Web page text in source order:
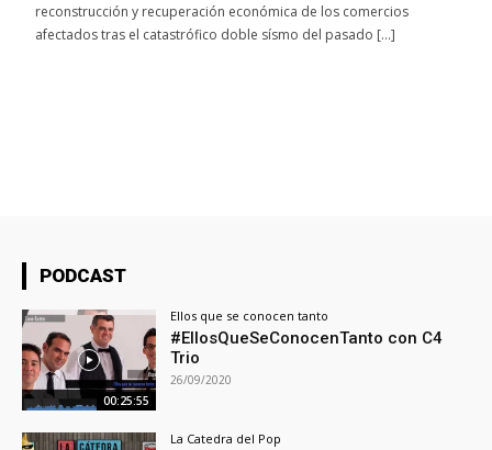
reconstrucción y recuperación económica de los comercios
afectados tras el catastrófico doble sísmo del pasado […]
PODCAST
00:25:55
Ellos que se conocen tanto
#EllosQueSeConocenTanto con C4
Trio
26/09/2020
La Catedra del Pop